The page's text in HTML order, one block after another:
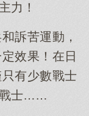
力！
訴苦運動，
效果！在日
有少數戰士
戰士……